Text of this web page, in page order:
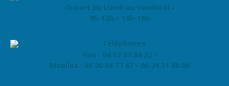
Ouvert du Lundi au Vendredi -
9h-12h / 14h-18h
Fixe : 04 57 37 84 22 -
Mobiles : 06 20 04 77 67 - 06 24 31 88 06